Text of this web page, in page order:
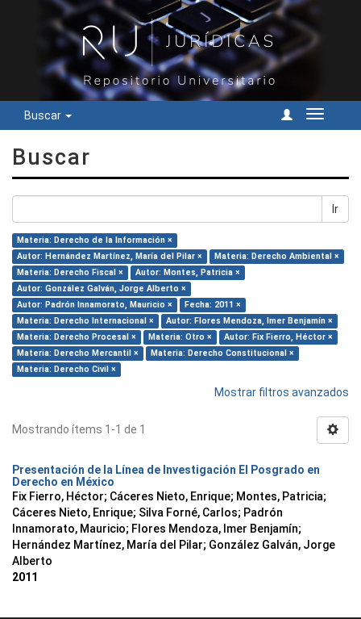
Buscar
Cambiar
Buscar
Ir
Materia: Derecho de la Información ×
Autor: Hernández Martínez, María del Pilar ×
Materia: Derecho Ambiental ×
Materia: Derecho Fiscal ×
Autor: Montes, Patricia ×
Autor: González Galván, Jorge Alberto ×
Autor: Padrón Innamorato, Mauricio ×
Fecha: 2011 ×
Materia: Derecho Internacional ×
Autor: Flores Mendoza, Imer Benjamín ×
Materia: Derecho Procesal ×
Materia: Otro ×
Autor: Fix Fierro, Héctor ×
Materia: Derecho Mercantil ×
Materia: Derecho Constitucional ×
Materia: Derecho Civil ×
Mostrar filtros avanzados
Mostrando ítems 1-1 de 1
Presentación de la Línea de Investigación El Posgrado en
Derecho en México
Fix Fierro, Héctor; Cáceres Nieto, Enrique; Montes, Patricia;
Cáceres Nieto, Enrique; Silva Forné, Carlos; Padrón
Innamorato, Mauricio; Flores Mendoza, Imer Benjamín;
Hernández Martínez, María del Pilar; González Galván, Jorge
Alberto
2011